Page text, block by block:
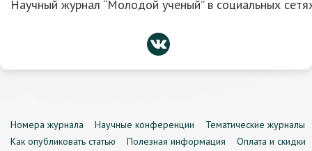
Научный журнал “Молодой ученый” в социальных
Номера журнала Научные конференции
Тематические журналы
Как опубликовать статью
Полезная информация
Оплата и скидки